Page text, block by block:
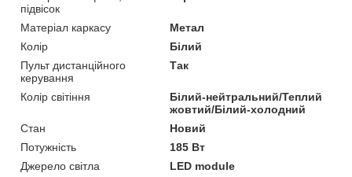
підвісок
Матеріал каркасу
Метал
Колір
Білий
Пульт дистанційного
керування
Так
Колір світіння
Білий-нейтральний/Теплий
жовтий/Білий-холодний
Стан
Новий
Потужність
185 Вт
Джерело світла
LED module